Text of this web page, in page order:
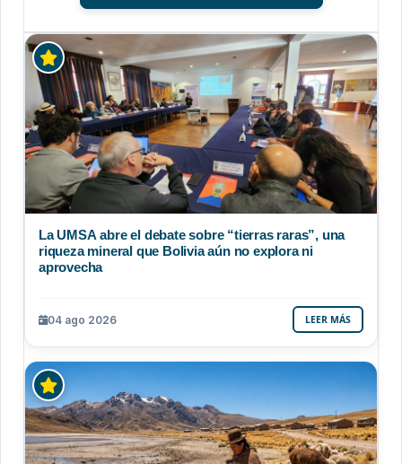
La UMSA abre el debate sobre “tierras raras”, una
riqueza mineral que Bolivia aún no explora ni
aprovecha
04 ago 2026 LEER MÁS